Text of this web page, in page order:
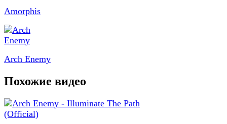
Amorphis
Arch Enemy
Похожие видео